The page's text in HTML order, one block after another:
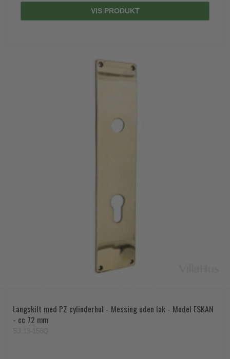
VIS PRODUKT
Langskilt med PZ cylinderhul - Messing uden lak - Model ESKAN
- cc 72 mm